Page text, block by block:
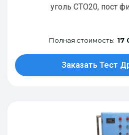
уголь CTO20, пост
Полная стоимость: 17
Заказать Тест